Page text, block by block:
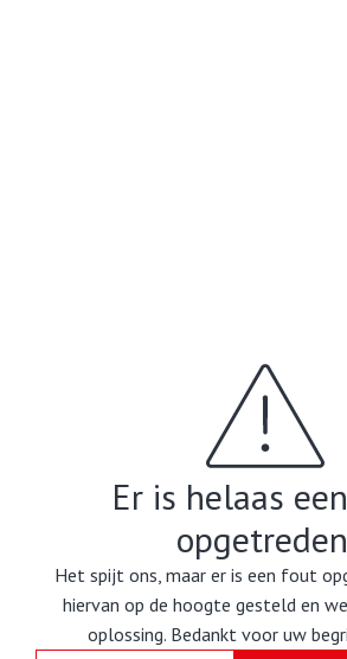
Er is helaas
Het spijt ons, maar er is een fout
hiervan op de hoogte gesteld en
oplossing. Bedankt voor uw